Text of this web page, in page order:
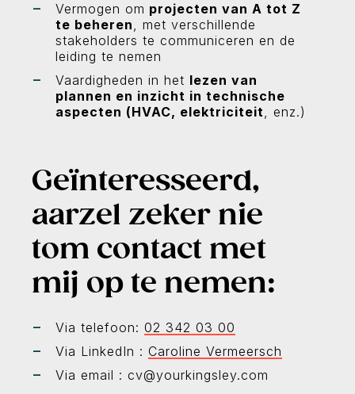
Vermogen om projecten van A tot Z
te beheren, met verschillende
stakeholders te communiceren en de
leiding te nemen
Vaardigheden in het lezen van
plannen en inzicht in technische
aspecten (HVAC, elektriciteit, enz.)
Geïnteresseerd,
aarzel zeker nie
tom contact met
mij op te nemen:
Via telefoon: 02 342 03 00
Via LinkedIn : Caroline Vermeersch
Via email : cv@yourkingsley.com